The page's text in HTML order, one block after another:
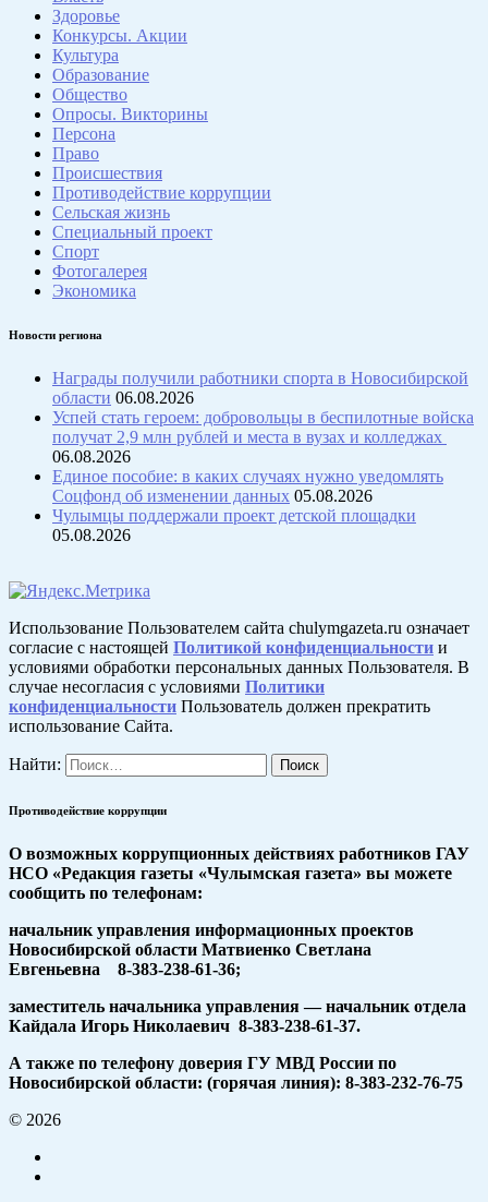
Здоровье
Конкурсы. Акции
Культура
Образование
Общество
Опросы. Викторины
Персона
Право
Происшествия
Противодействие коррупции
Сельская жизнь
Специальный проект
Спорт
Фотогалерея
Экономика
Новости региона
Награды получили работники спорта в Новосибирской
области 06.08.2026
Успей стать героем: добровольцы в беспилотные войска
получат 2,9 млн рублей и места в вузах и колледжах
06.08.2026
Единое пособие: в каких случаях нужно уведомлять
Соцфонд об изменении данных 05.08.2026
Чулымцы поддержали проект детской площадки
05.08.2026
Использование Пользователем сайта chulymgazeta.ru означает
согласие с настоящей Политикой конфиденциальности и
условиями обработки персональных данных Пользователя. В
случае несогласия с условиями Политики
конфиденциальности Пользователь должен прекратить
использование Сайта.
Найти:
Противодействие коррупции
О возможных коррупционных действиях работников ГАУ
НСО «Редакция газеты «Чулымская газета» вы можете
сообщить по телефонам:
начальник управления информационных проектов
Новосибирской области Матвиенко Светлана
Евгеньевна 8-383-238-61-36;
заместитель начальника управления — начальник отдела
Кайдала Игорь Николаевич 8-383-238-61-37.
А также по телефону доверия ГУ МВД России по
Новосибирской области: (горячая линия): 8-383-232-76-75
© 2026